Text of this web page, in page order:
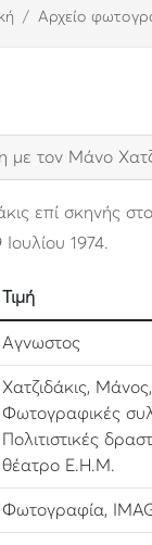
Αρχείο
με τον Μάνο
επί σκηνής
1974.
Τιμή
Αγνωστος
Χατζιδάκις,
Φωτογραφικές
Πολιτιστικές
θέατρο Ε.Η.Μ.
Φωτογραφία,